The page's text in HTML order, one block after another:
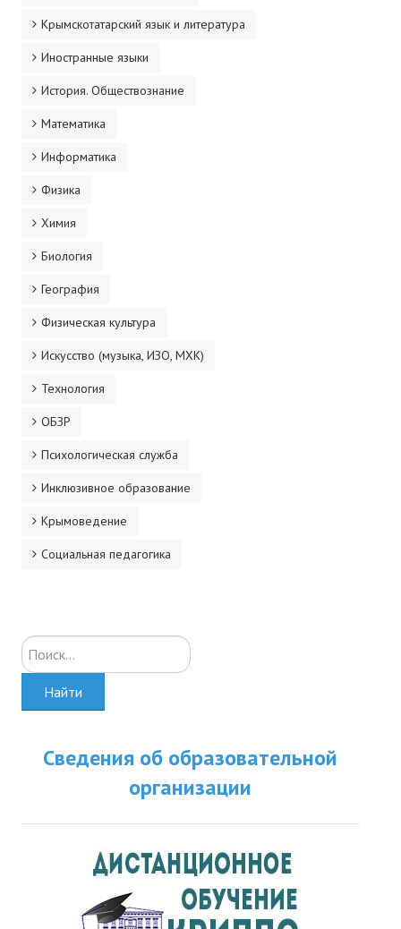
Крымскотатарский язык и литература
Иностранные языки
История. Обществознание
Математика
Информатика
Физика
Химия
Биология
География
Физическая культура
Искусство (музыка, ИЗО, МХК)
Технология
ОБЗР
Психологическая служба
Инклюзивное образование
Крымоведение
Социальная педагогика
Искать...
Найти
Сведения об образовательной
организации